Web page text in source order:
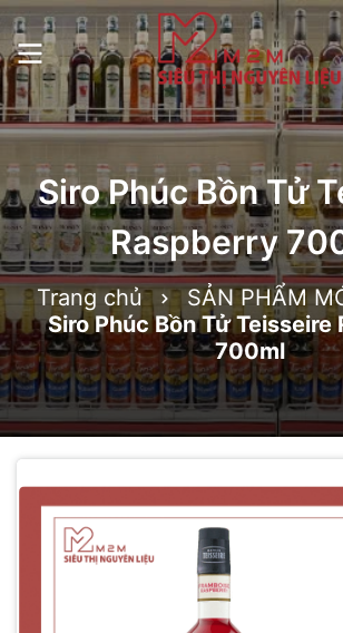
Siro Phúc Bồn Tử
Raspberry
Trang chủ
SẢN PHẨM
Siro Phúc Bồn Tử Teisseire
700ml